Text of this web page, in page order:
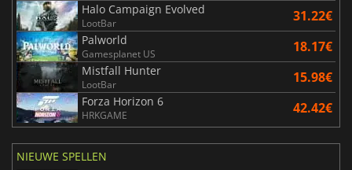
Halo Campaign Evolved
LootBar 31.22€
Palworld
Gamesplanet US 18.17€
Mistfall Hunter
LootBar 15.98€
Forza Horizon 6
HRKGAME 42.42€
NIEUWE SPELLEN